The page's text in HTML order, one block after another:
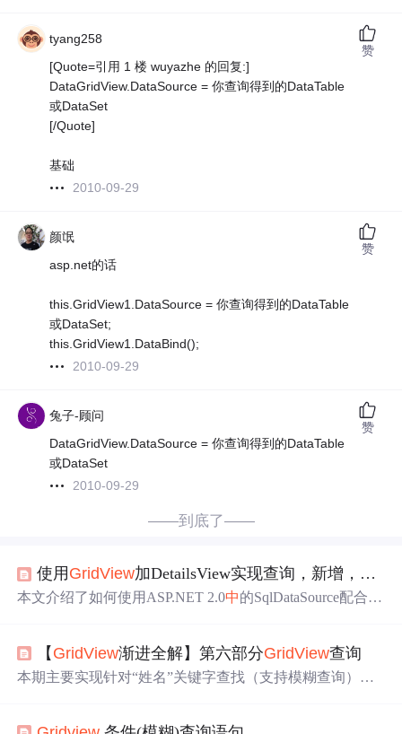
tyang258
[Quote=引用 1 楼 wuyazhe 的回复:]
DataGridView.DataSource = 你查询得到的DataTable
或DataSet
[/Quote]
基础
2010-09-29
赞
颜氓
asp.net的话
this.GridView1.DataSource = 你查询得到的DataTable
或DataSet;
this.GridView1.DataBind();
2010-09-29
赞
兔子-顾问
DataGridView.DataSource = 你查询得到的DataTable
或DataSet
2010-09-29
赞
——到底了——
使用 GridView加DetailsView实现查询，新增，编辑，删除
本文介绍了如何使用ASP.NET 2.0中的SqlDataSource配合Gr
dView的CommandField，以及DetailsView的绑定，只需少
量编码即可完成数据维护页面。文章强调了这一方法相比
【 GridView渐进全解】第六部分GridView查询
本期主要实现针对“姓名”关键字查找（支持模糊查询）的